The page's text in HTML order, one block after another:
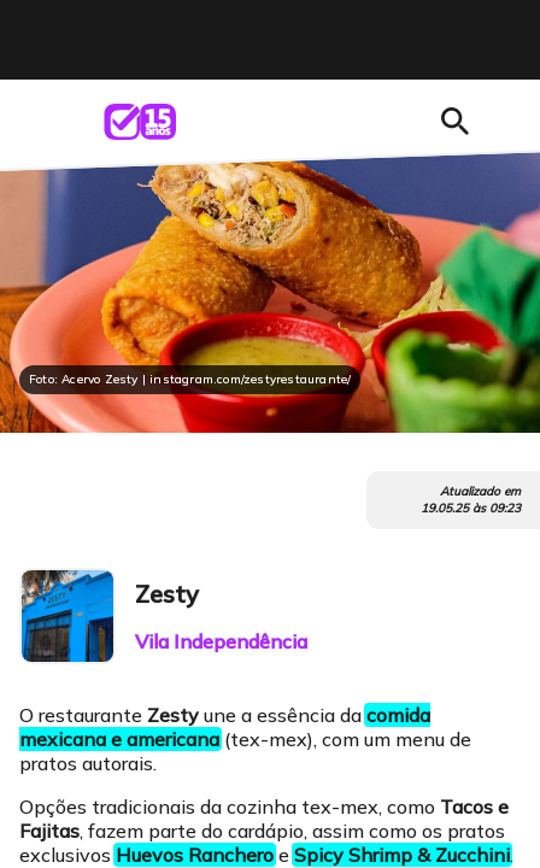
search
Foto: Acervo Zesty | instagram.com/zestyrestaurante/
Atualizado em
19.05.25às 09:23
Zesty
Vila Independência
O restaurante Zesty une a essência da comida
mexicana e americana (tex-mex), com um menu de
pratos autorais.
Opções tradicionais da cozinha tex-mex, como Tacos e
Fajitas, fazem parte do cardápio, assim como os pratos
exclusivos Huevos Ranchero e Spicy Shrimp & Zucchini.